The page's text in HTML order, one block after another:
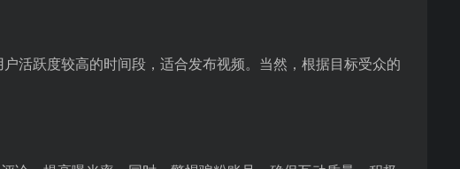
活跃度较高的时间段，适合发布视频。当然，根据目标受众的